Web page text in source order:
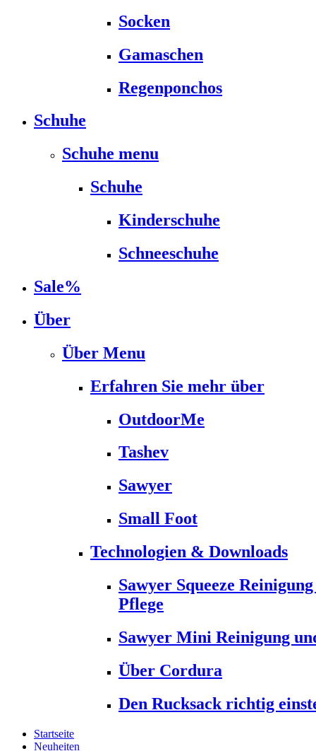
Socken
Gamaschen
Regenponchos
Schuhe
Schuhe menu
Schuhe
Kinderschuhe
Schneeschuhe
Sale%
Über
Über Menu
Erfahren Sie mehr über
OutdoorMe
Tashev
Sawyer
Small Foot
Technologien & Downloads
Sawyer Squeeze
Pflege
Sawyer Mini Reinigung
Über Cordura
Den Rucksack richtig
Startseite
Neuheiten